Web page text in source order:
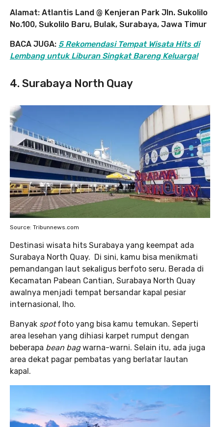
Alamat: Atlantis Land @ Kenjeran Park Jln. Sukolilo
No.100, Sukolilo Baru, Bulak, Surabaya, Jawa Timur
BACA JUGA: 5 Rekomendasi Tempat Wisata Hits di
Lembang untuk Liburan Singkat Bareng Keluarga!
4. Surabaya North Quay
Source: Tribunnews.com
Destinasi wisata hits Surabaya yang keempat ada
Surabaya North Quay. Di sini, kamu bisa menikmati
pemandangan laut sekaligus berfoto seru. Berada di
Kecamatan Pabean Cantian, Surabaya North Quay
awalnya menjadi tempat bersandar kapal pesiar
internasional, lho.
Banyak spotfoto yang bisa kamu temukan. Seperti
area lesehan yang dihiasi karpet rumput dengan
beberapa bean bagwarna-warni. Selain itu, ada juga
area dekat pagar pembatas yang berlatar lautan
kapal.